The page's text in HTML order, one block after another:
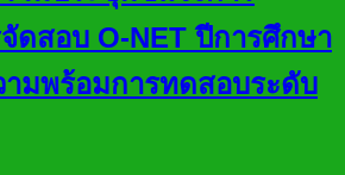
ดสอบ O-NET ปีการศึกษา
ามพร้อมการทดสอบระดับ